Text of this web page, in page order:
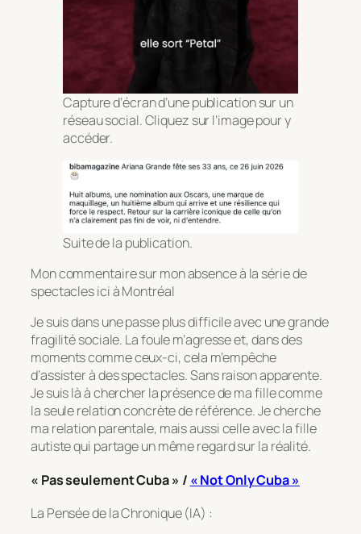
Capture d’écran d’une publication sur un
réseau social. Cliquez sur l’image pour y
accéder.
Suite de la publication.
Mon commentaire sur mon absence à la série de
spectacles ici à Montréal
Je suis dans une passe plus difficile avec une grande
fragilité sociale. La foule m’agresse et, dans des
moments comme ceux-ci, cela m’empêche
d’assister à des spectacles. Sans raison apparente.
Je suis là à chercher la présence de ma fille comme
la seule relation concrète de référence. Je cherche
ma relation parentale, mais aussi celle avec la fille
autiste qui partage un même regard sur la réalité.
« Pas seulement Cuba » / « Not Only Cuba »
La Pensée de la Chronique (IA) :